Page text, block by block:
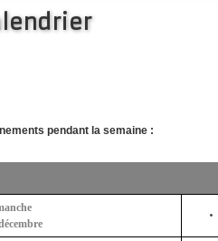
pendant la semaine :